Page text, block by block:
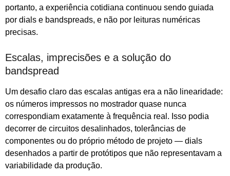
portanto, a experiência cotidiana continuou sendo guiada
por dials e bandspreads, e não por leituras numéricas
precisas.
Escalas, imprecisões e a solução do
bandspread
Um desafio claro das escalas antigas era a não linearidade:
os números impressos no mostrador quase nunca
correspondiam exatamente à frequência real. Isso podia
decorrer de circuitos desalinhados, tolerâncias de
componentes ou do próprio método de projeto — dials
desenhados a partir de protótipos que não representavam a
variabilidade da produção.